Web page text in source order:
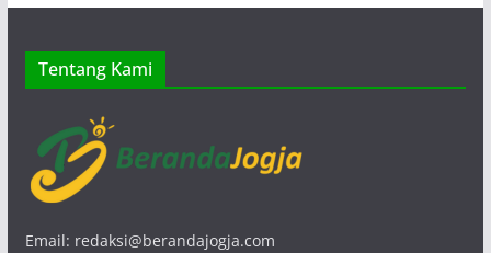
Tentang Kami
Email: redaksi@berandajogja.com